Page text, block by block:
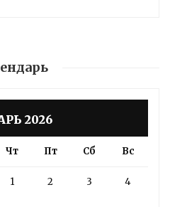
2026
Чт Пт Сб Вс
1 2 3 4